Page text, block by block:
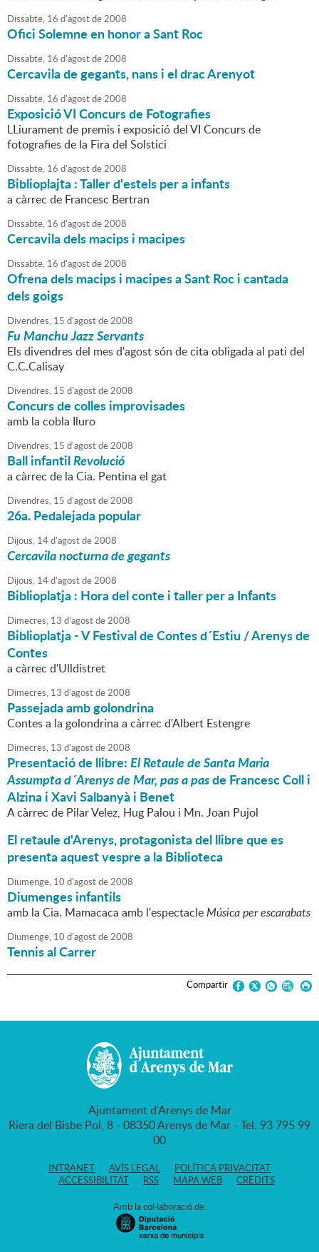
Dissabte, 16 d'agostde2008
Ofici Solemne en honor a Sant Roc
Dissabte, 16 d'agostde2008
Cercavila de gegants, nans i el drac Arenyot
Dissabte, 16 d'agostde2008
Exposició VI Concurs de Fotografies
LLiurament de premis i exposició del VI Concurs de
fotografies de la Fira del Solstici
Dissabte, 16 d'agostde2008
Biblioplajta : Taller d'estels per a infants
a càrrec de Francesc Bertran
Dissabte, 16 d'agostde2008
Cercavila dels macips i macipes
Dissabte, 16 d'agostde2008
Ofrena dels macips i macipes a Sant Roc i cantada
dels goigs
Divendres, 15 d'agostde2008
Fu Manchu Jazz Servants
Els divendres del mes d'agost són de cita obligada al pati del
C.C.Calisay
Divendres, 15 d'agostde2008
Concurs de colles improvisades
amb la cobla Iluro
Divendres, 15 d'agostde2008
Ball infantilRevolució
a càrrec de la Cia. Pentina el gat
Divendres, 15 d'agostde2008
26a. Pedalejada popular
Dijous, 14d'agostde2008
Cercavila nocturna de gegants
Dijous, 14d'agostde2008
Biblioplatja : Hora del conte i taller per a Infants
Dimecres, 13 d'agostde2008
Biblioplatja - V Festival de Contes d´Estiu / Arenys de
Contes
a càrrec d'Ulldistret
Dimecres, 13 d'agostde2008
Passejada amb golondrina
Contes a la golondrina a càrrec d'Albert Estengre
Dimecres, 13 d'agostde2008
Presentació de llibre:El Retaule de Santa Maria
Assumpta d´Arenys de Mar, pas a pasde Francesc Coll i
Alzina i Xavi Salbanyà i Benet
A càrrec de Pilar Velez, Hug Palou i Mn. Joan Pujol
El retaule d'Arenys, protagonista del llibre que es
presenta aquest vespre a la Biblioteca
Diumenge, 10 d'agostde2008
Diumenges infantils
amb la Cia. Mamacaca amb l'espectacleMúsica per escarabats
Diumenge, 10 d'agostde2008
Tennis al Carrer
Compartir
Ajuntament d'Arenys de Mar
Riera del Bisbe Pol, 8 - 08350 Arenys de Mar - Tel. 93 795 99
00
INTRANET AVÍS LEGAL
POLÍTICA PRIVACITAT
ACCESSIBILITAT
RSS MAPA WEB CRÈDITS
Amb la col·laboració de: